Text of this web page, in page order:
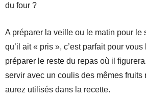
du four ?
A préparer la veille ou le matin pour le
qu’il ait « pris », c’est parfait pour
préparer le reste du repas où il
servir avec un coulis des mêmes fruits
aurez utilisés dans la recette.